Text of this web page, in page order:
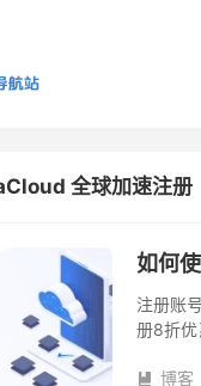
全球加速注册
如何
注册账
册8折
 博客